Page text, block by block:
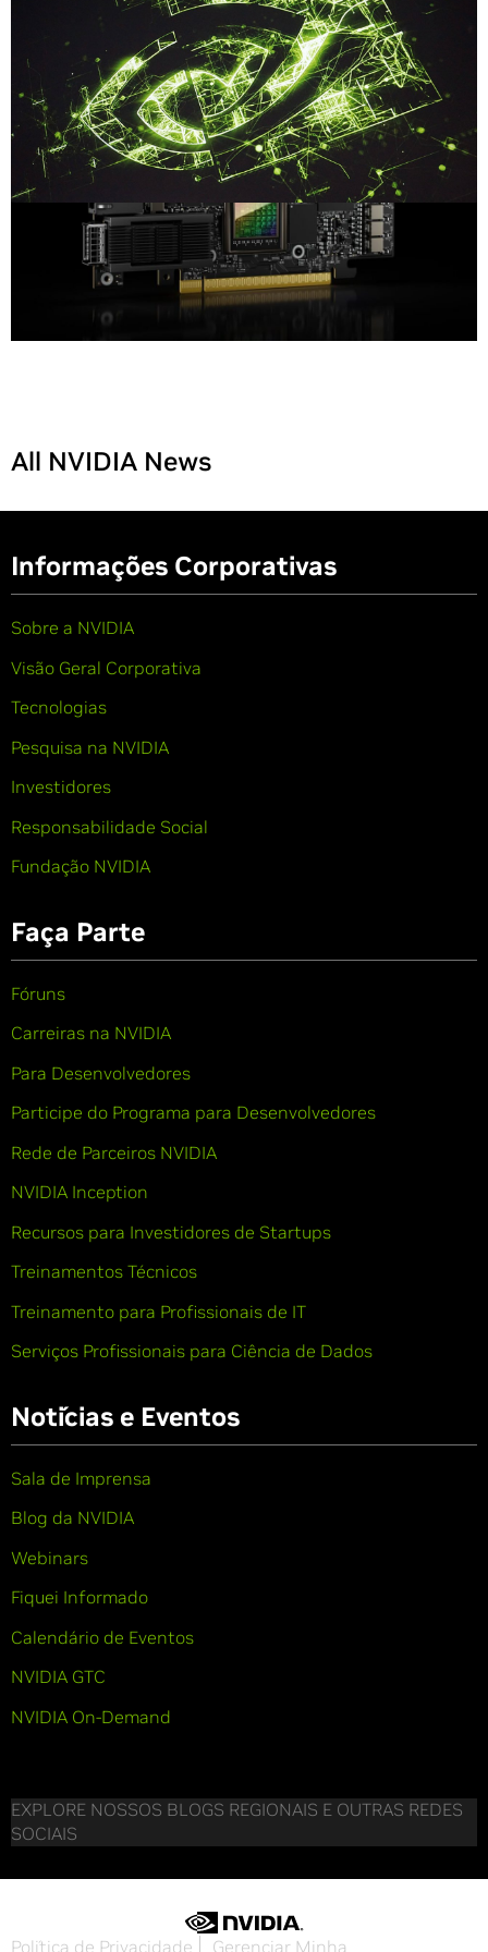
All NVIDIA News
Informações Corporativas
Sobre a NVIDIA
Visão Geral Corporativa
Tecnologias
Pesquisa na NVIDIA
Investidores
Responsabilidade Social
Fundação NVIDIA
Faça Parte
Fóruns
Carreiras na NVIDIA
Para Desenvolvedores
Participe do Programa para Desenvolvedores
Rede de Parceiros NVIDIA
NVIDIA Inception
Recursos para Investidores de Startups
Treinamentos Técnicos
Treinamento para Profissionais de IT
Serviços Profissionais para Ciência de Dados
Notícias e Eventos
Sala de Imprensa
Blog da NVIDIA
Webinars
Fiquei Informado
Calendário de Eventos
NVIDIA GTC
NVIDIA On-Demand
EXPLORE NOSSOS BLOGS REGIONAIS E OUTRAS REDES
SOCIAIS
Política de Privacidade Gerenciar Minha